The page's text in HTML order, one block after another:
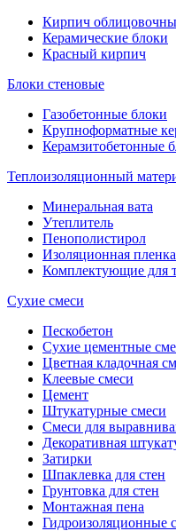
Кирпич
Керамические блоки
Красный кирпич
Блоки стеновые
Газобетонные блоки
Крупноформатные
Керамзитобетонные
Теплоизоляционный
Минеральная вата
Утеплитель
Пенополистирол
Изоляционная пленка
Комплектующие для
Сухие смеси
Пескобетон
Сухие цементные
Цветная кладочная
Клеевые смеси
Цемент
Штукатурные смеси
Смеси для
Декоративная
Затирки
Шпаклевка для стен
Грунтовка для стен
Монтажная пена
Гидроизоляционные